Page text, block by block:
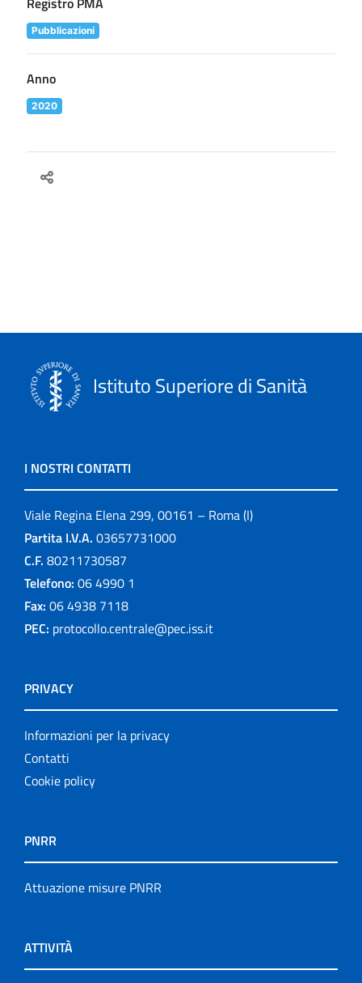
Pubblicazioni
Anno
2020
Istituto Superiore di Sanità
I NOSTRI CONTATTI
Viale Regina Elena 299, 00161 – Roma (I)
Partita I.V.A. 03657731000
C.F. 80211730587
Telefono: 06 4990 1
Fax: 06 4938 7118
PEC: protocollo.centrale@pec.iss.it
PRIVACY
Informazioni per la privacy
Contatti
Cookie policy
PNRR
Attuazione misure PNRR
ATTIVITÀ